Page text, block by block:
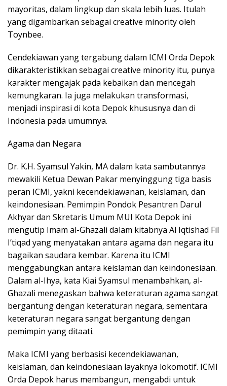
mayoritas, dalam lingkup dan skala lebih luas. Itulah
yang digambarkan sebagai creative minority oleh
Toynbee.
Cendekiawan yang tergabung dalam ICMI Orda Depok
dikarakteristikkan sebagai creative minority itu, punya
karakter mengajak pada kebaikan dan mencegah
kemungkaran. Ia juga melakukan transformasi,
menjadi inspirasi di kota Depok khususnya dan di
Indonesia pada umumnya.
Agama dan Negara
Dr. K.H. Syamsul Yakin, MA dalam kata sambutannya
mewakili Ketua Dewan Pakar menyinggung tiga basis
peran ICMI, yakni kecendekiawanan, keislaman, dan
keindonesiaan. Pemimpin Pondok Pesantren Darul
Akhyar dan Skretaris Umum MUI Kota Depok ini
mengutip Imam al-Ghazali dalam kitabnya Al Iqtishad Fil
I’tiqad yang menyatakan antara agama dan negara itu
bagaikan saudara kembar. Karena itu ICMI
menggabungkan antara keislaman dan keindonesiaan.
Dalam al-Ihya, kata Kiai Syamsul menambahkan, al-
Ghazali menegaskan bahwa keteraturan agama sangat
bergantung dengan keteraturan negara, sementara
keteraturan negara sangat bergantung dengan
pemimpin yang ditaati.
Maka ICMI yang berbasisi kecendekiawanan,
keislaman, dan keindonesiaan layaknya lokomotif. ICMI
Orda Depok harus membangun, mengabdi untuk